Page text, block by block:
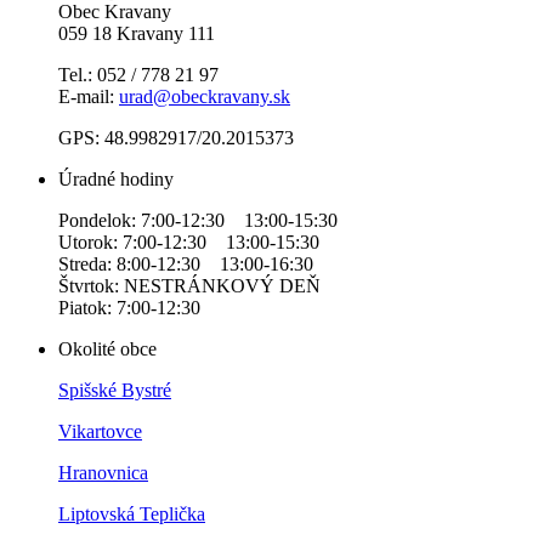
Obec Kravany
059 18 Kravany 111
Tel.: 052 / 778 21 97
E-mail: urad@obeckravany.sk
GPS: 48.9982917/20.2015373
Úradné hodiny
Pondelok: 7:00-12:30 13:00-15:30
Utorok: 7:00-12:30 13:00-15:30
Streda: 8:00-12:30 13:00-16:30
Štvrtok: NESTRÁNKOVÝ DEŇ
Piatok: 7:00-12:30
Okolité obce
Spišské Bystré
Vikartovce
Hranovnica
Liptovská Teplička